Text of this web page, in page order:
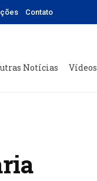
Contato
Notícias Vídeos